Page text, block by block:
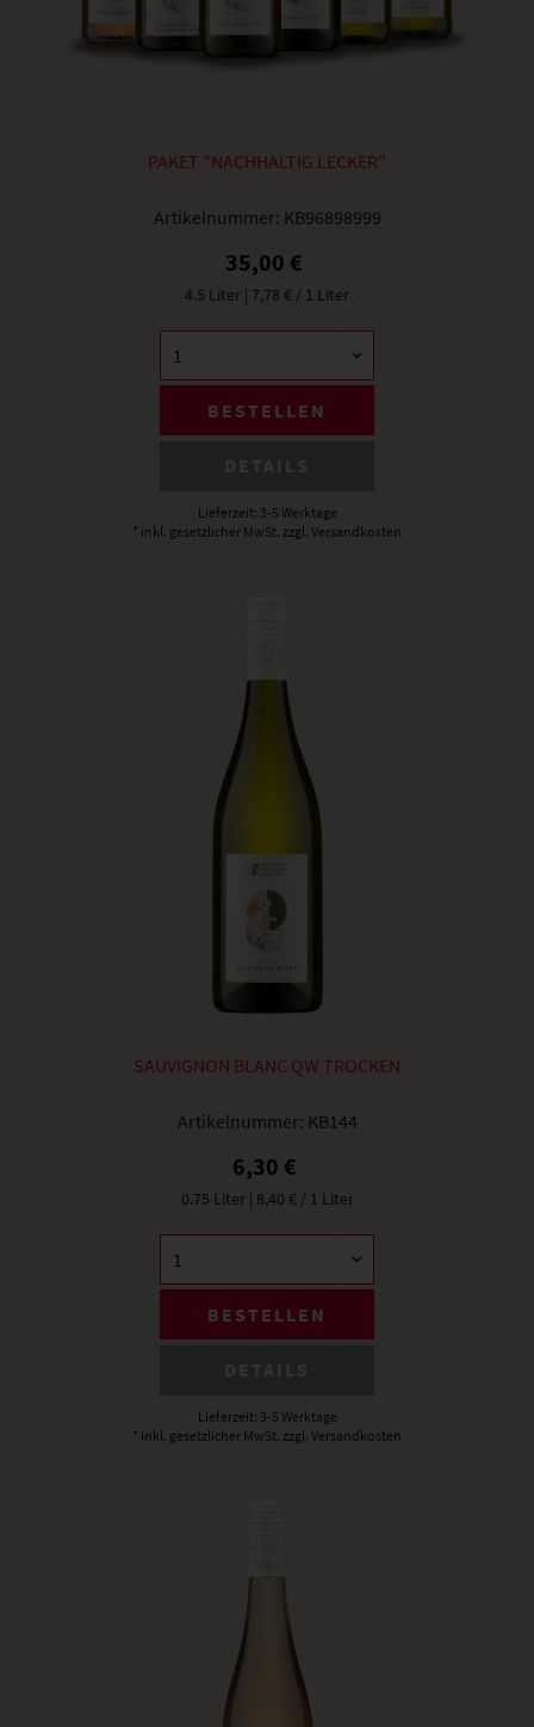
PAKET "NACHHALTIG LECKER"
Artikelnummer: KB96898999
35,00 €
4.5 Liter | 7,78 € / 1 Liter
BESTELLEN
Lieferzeit: 3-5 Werktage
* inkl. gesetzlicher MwSt. zzgl. Versandkosten
SAUVIGNON BLANC QW TROCKEN
Artikelnummer: KB144
6,30 €
0.75 Liter | 8,40 € / 1 Liter
BESTELLEN
Lieferzeit: 3-5 Werktage
* inkl. gesetzlicher MwSt. zzgl. Versandkosten